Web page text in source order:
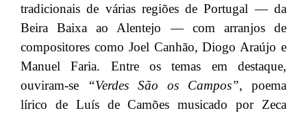
tradicionais de várias regiões de Portugal — da
Beira Baixa ao Alentejo — com arranjos de
compositores como Joel Canhão, Diogo Araújo e
Manuel Faria. Entre os temas em destaque,
ouviram-se “Verdes São os Campos”, poema
lírico de Luís de Camões musicado por Zeca